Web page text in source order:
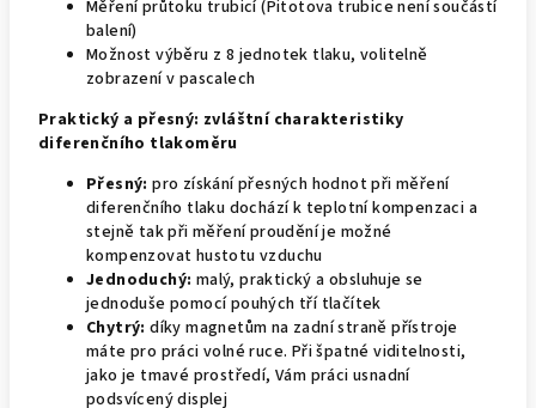
Měření průtoku trubicí (Pitotova trubice není součástí
balení)
Možnost výběru z 8 jednotek tlaku, volitelně
zobrazení v pascalech
Praktický a přesný: zvláštní charakteristiky
diferenčního tlakoměru
Přesný: pro získání přesných hodnot při měření
diferenčního tlaku dochází k teplotní kompenzaci a
stejně tak při měření proudění je možné
kompenzovat hustotu vzduchu
Jednoduchý: malý, praktický a obsluhuje se
jednoduše pomocí pouhých tří tlačítek
Chytrý: díky magnetům na zadní straně přístroje
máte pro práci volné ruce. Při špatné viditelnosti,
jako je tmavé prostředí, Vám práci usnadní
podsvícený displej